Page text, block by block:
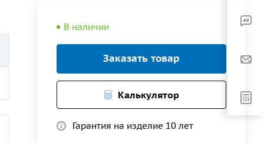
В наличии
Заказать товар
Калькулятор
Гарантия на изделие 10 лет